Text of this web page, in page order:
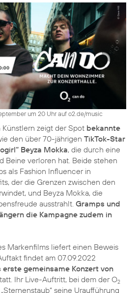
um 20 Uhr auf o2.de/music
zeigt der Spot bekannte
den über 70-jährigen TikTok-Star
Beyza Mokka, die durch eine
Beine verloren hat. Beide stehen
als Fashion Influencer in
der die Grenzen zwischen den
und Beyza Mokka, die
ausstrahlt. Gramps und
die Kampagne zudem in
Markenfilms liefert einen Beweis
findet am 07.09.2022
erste gemeinsame Konzert von
Ihr Live-Auftritt, bei dem der O2
seine Uraufführung